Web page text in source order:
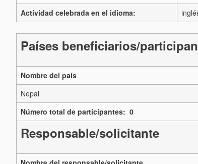
Actividad celebrada en el idioma:
Países beneficiarios/
Nombre del país
Nepal
Número total de participantes: 0
Responsable/solicitante